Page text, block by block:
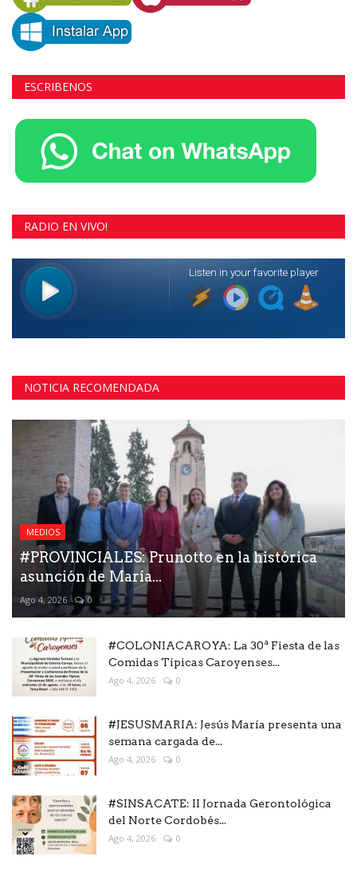
ESCRIBENOS
RADIO EN VIVO!
NOTICIA RECOMENDADA
MEDIOS
#PROVINCIALES: Prunotto en la histórica
asunción de María...
Ago 4, 2026 0
#COLONIACAROYA: La 30ª Fiesta de las
Comidas Típicas Caroyenses...
Ago 4, 2026 0
#JESUSMARIA: Jesús María presenta una
semana cargada de...
Ago 4, 2026 0
#SINSACATE: II Jornada Gerontológica
del Norte Cordobés...
Ago 4, 2026 0